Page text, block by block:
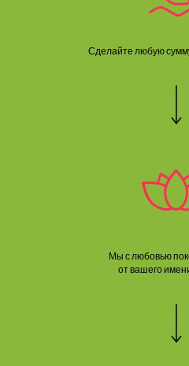
Сделайте любую
Мы с любовью
от вашего